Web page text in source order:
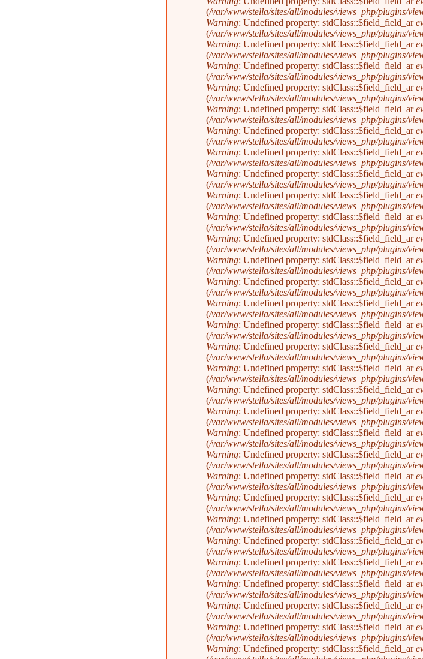
(/var/www/stella/sites/all/modules/views_php/plugins/
Warning: Undefined property: stdClass::$field_field_ar
(/var/www/stella/sites/all/modules/views_php/plugins/
Warning: Undefined property: stdClass::$field_field_ar
(/var/www/stella/sites/all/modules/views_php/plugins/
Warning: Undefined property: stdClass::$field_field_ar
(/var/www/stella/sites/all/modules/views_php/plugins/
Warning: Undefined property: stdClass::$field_field_ar
(/var/www/stella/sites/all/modules/views_php/plugins/
Warning: Undefined property: stdClass::$field_field_ar
(/var/www/stella/sites/all/modules/views_php/plugins/
Warning: Undefined property: stdClass::$field_field_ar
(/var/www/stella/sites/all/modules/views_php/plugins/
Warning: Undefined property: stdClass::$field_field_ar
(/var/www/stella/sites/all/modules/views_php/plugins/
Warning: Undefined property: stdClass::$field_field_ar
(/var/www/stella/sites/all/modules/views_php/plugins/
Warning: Undefined property: stdClass::$field_field_ar
(/var/www/stella/sites/all/modules/views_php/plugins/
Warning: Undefined property: stdClass::$field_field_ar
(/var/www/stella/sites/all/modules/views_php/plugins/
Warning: Undefined property: stdClass::$field_field_ar
(/var/www/stella/sites/all/modules/views_php/plugins/
Warning: Undefined property: stdClass::$field_field_ar
(/var/www/stella/sites/all/modules/views_php/plugins/
Warning: Undefined property: stdClass::$field_field_ar
(/var/www/stella/sites/all/modules/views_php/plugins/
Warning: Undefined property: stdClass::$field_field_ar
(/var/www/stella/sites/all/modules/views_php/plugins/
Warning: Undefined property: stdClass::$field_field_ar
(/var/www/stella/sites/all/modules/views_php/plugins/
Warning: Undefined property: stdClass::$field_field_ar
(/var/www/stella/sites/all/modules/views_php/plugins/
Warning: Undefined property: stdClass::$field_field_ar
(/var/www/stella/sites/all/modules/views_php/plugins/
Warning: Undefined property: stdClass::$field_field_ar
(/var/www/stella/sites/all/modules/views_php/plugins/
Warning: Undefined property: stdClass::$field_field_ar
(/var/www/stella/sites/all/modules/views_php/plugins/
Warning: Undefined property: stdClass::$field_field_ar
(/var/www/stella/sites/all/modules/views_php/plugins/
Warning: Undefined property: stdClass::$field_field_ar
(/var/www/stella/sites/all/modules/views_php/plugins/
Warning: Undefined property: stdClass::$field_field_ar
(/var/www/stella/sites/all/modules/views_php/plugins/
Warning: Undefined property: stdClass::$field_field_ar
(/var/www/stella/sites/all/modules/views_php/plugins/
Warning: Undefined property: stdClass::$field_field_ar
(/var/www/stella/sites/all/modules/views_php/plugins/
Warning: Undefined property: stdClass::$field_field_ar
(/var/www/stella/sites/all/modules/views_php/plugins/
Warning: Undefined property: stdClass::$field_field_ar
(/var/www/stella/sites/all/modules/views_php/plugins/
Warning: Undefined property: stdClass::$field_field_ar
(/var/www/stella/sites/all/modules/views_php/plugins/
Warning: Undefined property: stdClass::$field_field_ar
(/var/www/stella/sites/all/modules/views_php/plugins/
Warning: Undefined property: stdClass::$field_field_ar
(/var/www/stella/sites/all/modules/views_php/plugins/
Warning: Undefined property: stdClass::$field_field_ar